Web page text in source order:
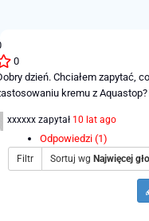
0
dzień. Chciałem zapytać,
kremu z
xxxxxx zapytał 10 lat ago
Odpowiedzi (1)
Filtr Sortuj wg Najwięcej